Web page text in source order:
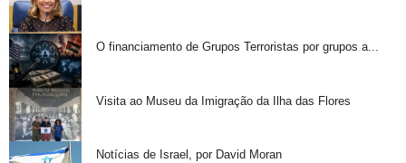
O financiamento de Grupos Terroristas por grupos a...
Visita ao Museu da Imigração da Ilha das Flores
Notícias de Israel, por David Moran